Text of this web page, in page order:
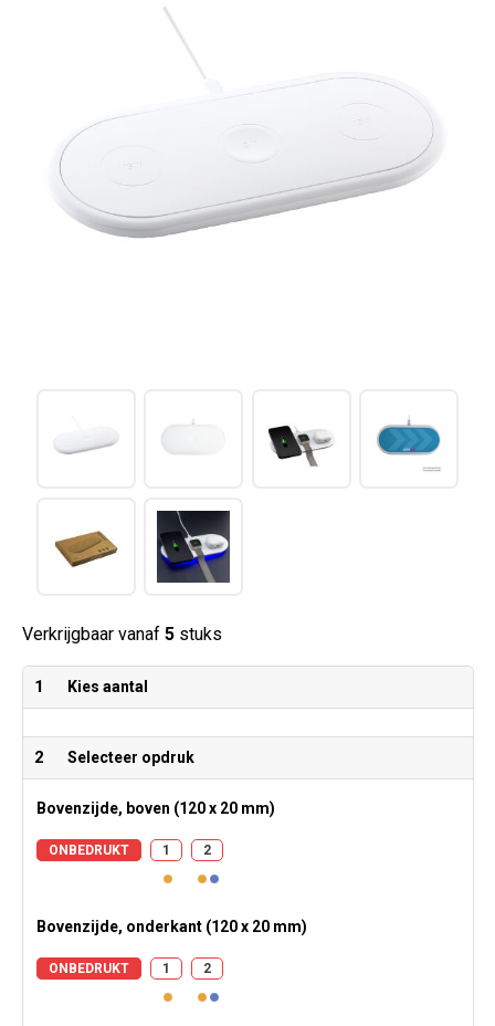
Verkrijgbaar vanaf 5stuks
1 Kies aantal
2 Selecteer opdruk
Bovenzijde, boven (120 x 20 mm)
ONBEDRUKT 1 2
Bovenzijde, onderkant (120 x 20 mm)
ONBEDRUKT 1 2